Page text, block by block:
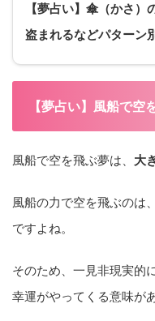
【夢占い】傘（かさ
盗まれるなどパターン
【夢占い】風船で空
風船で空を飛ぶ夢は、 大
風船の力で空を飛ぶのは
ですよね。
そのため、一見非現実的
幸運がやってくる意味が